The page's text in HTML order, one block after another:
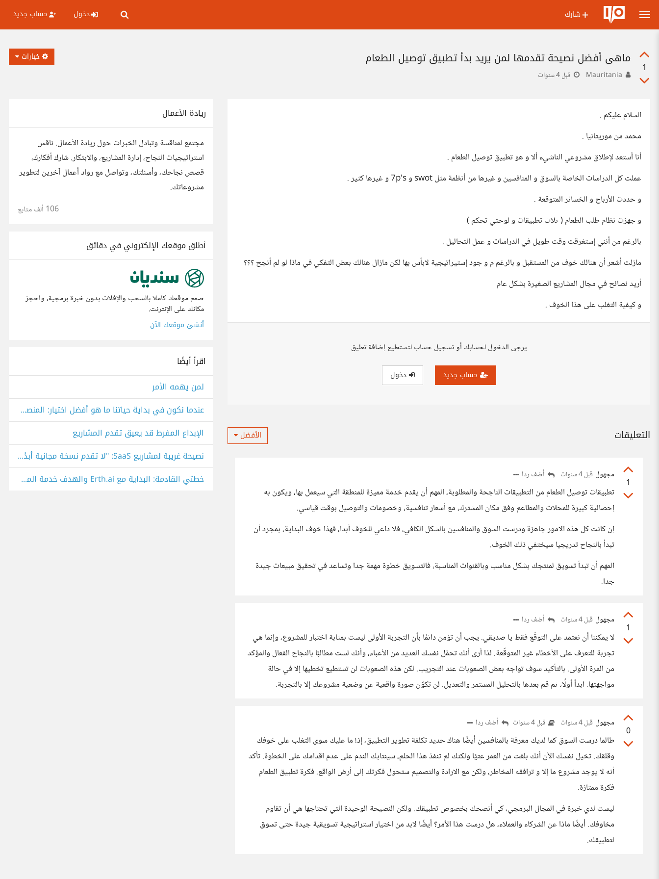
شارك دخول حساب جديد
1
ماهي أفضل نصيحة تقدمها لمن يريد بدأ تطبيق توصيل الطعام
قبل 4 سنوات
خيارات
السلام عليكم .
محمد من موريتانيا .
أنا أستعد لإطلاق مشروعي الناشيء ألا و هو تطبيق توصيل الطعام .
عملت كل الدراسات الخاصة بالسوق و المنافسين و غيرها من أنظمة مثل swot و 7p's و غيرها كثير .
و حددت الأرباح و الخسائر المتوقعة .
و جهزت نظام طلب الطعام ( ثلاث تطبيقات و لوحتي تحكم )
بالرغم من أنني إستغرقت وقت طويل في الدراسات و عمل التحاليل .
مازلت أشعر أن هنالك خوف من المستقبل و بالرغم م و جود إستيراتيجية لابأس بها لكن مازال هنالك بعض التفكي في ماذا لو لم أنجح ؟؟؟
أريد نصائح في مجال المشاريع الصغيرة بشكل عام
و كيفية التغلب على هذا الخوف .
يرجى الدخول لحسابك أو تسجيل حساب لتستطيع إضافة تعليق
حساب جديد دخول
التعليقات الأفضل
1
مجهول قبل 4 سنوات أضف ردا
تطبيقات توصيل الطعام من التطبيقات الناجحة والمطلوبة، المهم أن يقدم خدمة مميزة للمنطقة التي سيعمل بها، ويكون به
إحصائية كبيرة للمحلات والمطاعم وفق مكان المشترك، مع أسعار تنافسية، وخصومات والتوصيل بوقت قياسي.
إن كانت كل هذه الامور جاهزة ودرست السوق والمنافسين بالشكل الكافي، فلا داعي للخوف أبدا، فهذا خوف البداية، بمجرد أن
تبدأ بالنجاح تدريجيا سيختفي ذلك الخوف.
المهم أن تبدأ تسويق لمنتجك بشكل مناسب وبالقنوات المناسبة، فالتسويق خطوة مهمة جدا وتساعد في تحقيق مبيعات جيدة
جدا.
1
مجهول قبل 4 سنوات أضف ردا
لا يمكننا أن نعتمد على التوقّع فقط يا صديقي. يجب أن تؤمن دائمًا بأن التجربة الأولى ليست بمثابة اختبار للمشروع، وإنما هي
تجربة للتعرف على الأخطاء غير المتوقّعة. لذا أرى أنك تحمّل نفسك العديد من الأعباء، وأنك لست مطالبًا بالنجاح الفعال والمؤكد
من المرة الأولى. بالتأكيد سوف تواجه بعض الصعوبات عند التجريب. لكن هذه الصعوبات لن تستطيع تخطيها إلا في حالة
مواجهتها. ابدأ أولًا، ثم قم بعدها بالتحليل المستمر والتعديل. لن تكوّن صورة واقعية عن وضعية مشروعك إلا بالتجربة.
0
مجهول قبل 4 سنوات قبل 4 سنوات أضف ردا
طالما درست السوق كما لديك معرفة بالمنافسين أيضًا هناك حديد تكلفة تطوير التطبيق، إذ! ما عليك سوى التغلب على خوفك
وقلقك. تخيل نفسك الآن أنك بلغت من العمر عتيًا ولكنك لم تنفذ هذا الحلم، سينتابك الندم على عدم اقدامك على الخطوة. تأكد
أنه لا يوجد مشروع ما إلا و ترافقه المخاطر، ولكن مع الارادة والتصميم ستحول فكرتك إلى أرض الواقع. فكرة تطبيق الطعام
فكرة ممتازة.
ليست لدي خبرة في المجال البرمجي، كي أنصحك بخصوص تطبيقك. ولكن النصيحة الوحيدة التي تحتاجها هي أن تقاوم
مخاوفك. أيضًا ماذا عن الشركاء والعملاء، هل درست هذا الأمر؟ أيضًا لابد من اختيار استراتيجية تسويقية جيدة حتى تسوق
لتطبيقك.
ريادة الأعمال
مجتمع لمناقشة وتبادل الخبرات حول ريادة الأعمال. ناقش
استراتيجيات النجاح، إدارة المشاريع، والابتكار. شارك أفكارك،
قصص نجاحك، وأسئلتك، وتواصل مع رواد أعمال آخرين لتطوير
مشروعاتك.
106 ألف متابع
أطلق موقعك الإلكتروني في دقائق
صمم موقعك كاملا بالسحب والإفلات بدون خبرة برمجية، واحجز
مكانك على الإنترنت.
أنشئ موقعك الآن
اقرأ أيضًا
لمن يهمه الأمر
عندما نكون في بداية حياتنا ما هو أفضل اختيار: المنصب أم المال؟
الإبداع المفرط قد يعيق تقدم المشاريع
نصيحة غريبة لمشاريع SaaS: "لا تقدم نسخة مجانية أبدًا، اجعلهم يدفعون من اليوم الأول".. هل توافق؟
خطتي القادمة: البداية مع Erth.ai والهدف خدمة المجتمع العربي أولاً!